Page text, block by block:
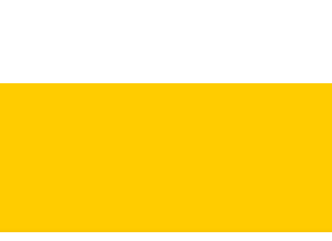
Zarezerwuj